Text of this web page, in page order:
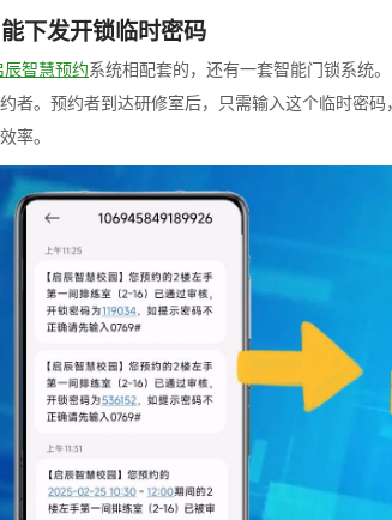
下发开锁临时密码
辰智慧预约系统相配套的，还有一套智能门锁系统
者。预约者到达研修室后，只需输入这个临时密
率。